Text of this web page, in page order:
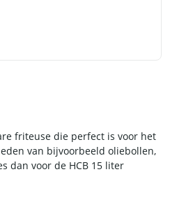
friteuse die perfect is voor het
van bijvoorbeeld oliebollen,
dan voor de HCB 15 liter